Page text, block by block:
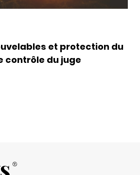
et protection du
contrôle du juge